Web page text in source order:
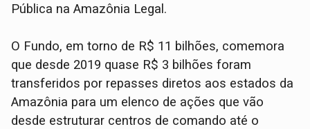
Pública na Amazônia Legal.
O Fundo, em torno de R$ 11 bilhões, comemora
que desde 2019 quase R$ 3 bilhões foram
transferidos por repasses diretos aos estados da
Amazônia para um elenco de ações que vão
desde estruturar centros de comando até o